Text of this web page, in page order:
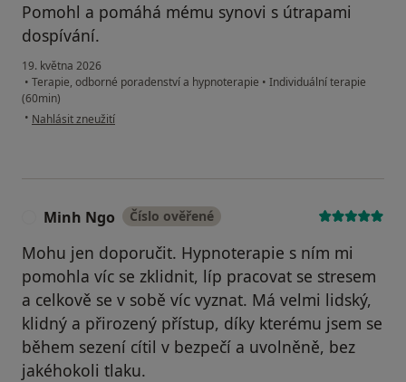
Pomohl a pomáhá mému synovi s útrapami
dospívání.
19. května 2026
• Terapie, odborné poradenství a hypnoterapie • Individuální terapie
(60min)
• podle názoru uživatele Alena
Nahlásit zneužití
Minh Ngo Číslo ověřené
Mohu jen doporučit. Hypnoterapie s ním mi
pomohla víc se zklidnit, líp pracovat se stresem
a celkově se v sobě víc vyznat. Má velmi lidský,
klidný a přirozený přístup, díky kterému jsem se
během sezení cítil v bezpečí a uvolněně, bez
jakéhokoli tlaku.